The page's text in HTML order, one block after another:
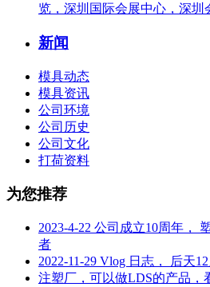
览，深圳国际会展中心，深圳
新闻
模具动态
模具资讯
公司环境
公司历史
公司文化
打荷资料
为您推荐
2023-4-22 公司成立10周年，
者
2022-11-29 Vlog 日志， 后天
注塑厂，可以做LDS的产品，